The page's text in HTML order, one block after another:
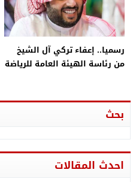
رسميا.. إعفاء تركي آل الشيخ
من رئاسة الهيئة العامة للرياضة
بحث
احدث المقالات